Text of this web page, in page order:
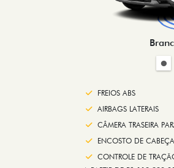
FREIOS ABS
AIRBAGS LATERAIS
CÂMERA TRASEIRA
ENCOSTO DE
CONTROLE DE